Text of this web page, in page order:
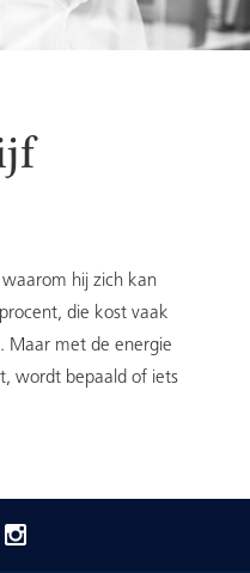
hij zich kan
die kost vaak
Maar met de energie
wordt bepaald of iets